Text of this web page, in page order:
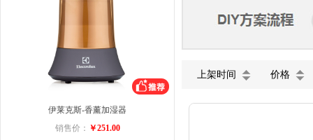
伊莱克斯-香薰加湿器
销售价： ￥251.00
五芳斋 小罐茶
上架时间 价格